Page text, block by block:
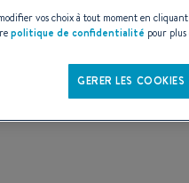
vos choix à tout moment en
politique de confidentialité pour
GERER LES COOKIES